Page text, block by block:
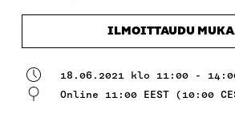
ILMOITTAUDU
18.06.2021 klo 11:00 -
Online 11:00 EEST (10:00